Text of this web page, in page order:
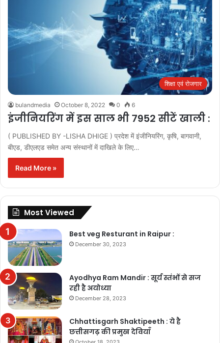
शिक्षा एवं रोजगार
bulandmedia October 8, 2022 0 6
इंजीनियरिंग में इस साल भी 7952 सीटें खाली :
( PUBLISHED BY -LISHA DHIGE ) प्रदेश में इंजीनियरिंग, कृषि, बागवानी,
बीएड, डीएलएड समेत अन्य संस्थानों में दाखिले के लिए…
Read More »
Most Viewed
Best veg Resturant in Raipur :
December 30, 2023
Ayodhya Ram Mandir : सूर्य स्तंभों से सज
रही है अयोध्या
December 28, 2023
Chhattisgarh Shaktipeeth : ये है
छत्तीसगढ़ की प्रमुख देवियाँ